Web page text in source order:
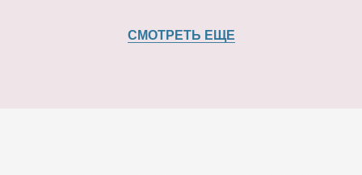
СМОТРЕТЬ ЕЩЕ